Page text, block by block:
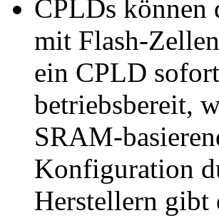
CPLDs können
mit Flash-
ein CPLD
betriebsbereit,
SRAM-
Konfiguration
Herstellern gibt